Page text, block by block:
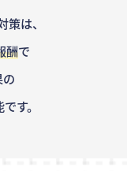
は、
酬で
す。